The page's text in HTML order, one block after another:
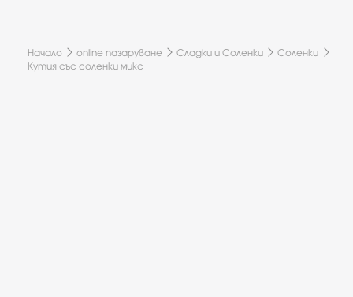
Начало online пазаруване Сладки и Соленки
Соленки
Кутия със соленки микс